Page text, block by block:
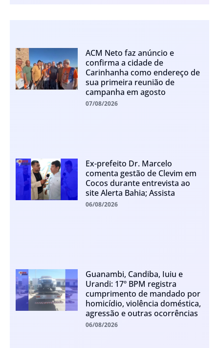
ACM Neto faz anúncio e
confirma a cidade de
Carinhanha como endereço de
sua primeira reunião de
campanha em agosto
07/08/2026
Ex-prefeito Dr. Marcelo
comenta gestão de Clevim em
Cocos durante entrevista ao
site Alerta Bahia; Assista
06/08/2026
Guanambi, Candiba, Iuiu e
Urandi: 17º BPM registra
cumprimento de mandado por
homicídio, violência doméstica,
agressão e outras ocorrências
06/08/2026